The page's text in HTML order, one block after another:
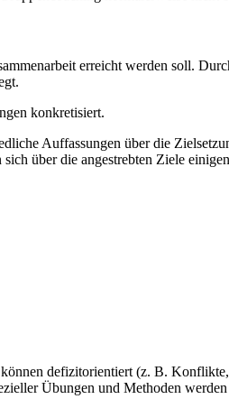
erreicht werden soll.
konkretisiert.
Auffassungen über die
über die angestrebten Ziele
defizitorientiert (z. B.
Übungen und Methoden